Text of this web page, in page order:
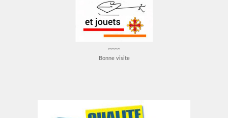
~~~~
Bonne visite